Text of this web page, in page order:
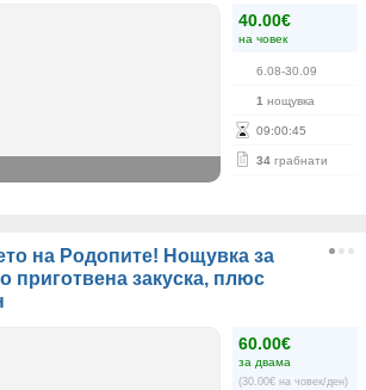
40.00€
на човек
6.08-30.09
1 нощувка
09:00:45
34 грабнати
на Родопите! Нощувка за
приготвена закуска, плюс
60.00€
за двама
(30.00€ на човек/ден)